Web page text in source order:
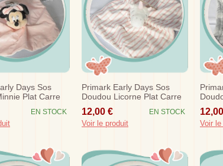
Days Sos
Plat Carre
Disney
EN STOCK
Primark Early Days Sos
Doudou Licorne Plat Carre
Raye Rose
12,00 € EN STOCK
Voir le produit
Gris
Voir